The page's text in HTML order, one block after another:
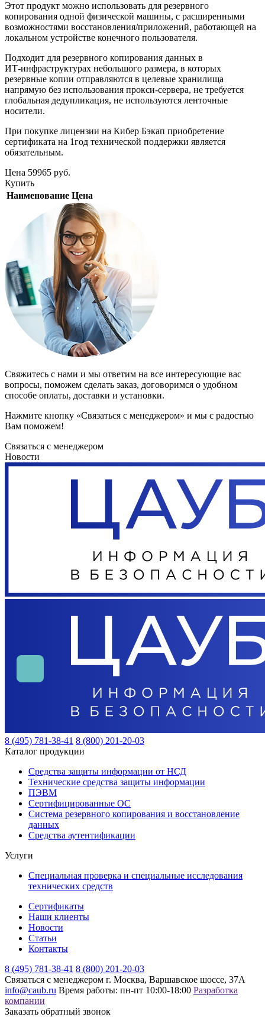
Этот продукт можно использовать для резервного
копирования одной физической машины, с расширенными
возможностями восстановления/приложений, работающей на
локальном устройстве конечного пользователя.
Подходит для резервного копирования данных в
ИТ‑инфраструктурах небольшого размера, в которых
резервные копии отправляются в целевые хранилища
напрямую без использования прокси-сервера, не требуется
глобальная дедупликация, не используются ленточные
носители.
При покупке лицензии на Кибер Бэкап приобретение
сертификата на 1год технической поддержки является
обязательным.
Цена 59965 руб.
Купить
Наименование Цена
Свяжитесь с нами и мы ответим на все интересующие вас
вопросы, поможем сделать заказ, договоримся о удобном
способе оплаты, доставки и установки.
Нажмите кнопку «Связаться с менеджером» и мы с радостью
Вам поможем!
Связаться с менеджером
Новости
8 (495) 781-38-41 8 (800) 201-20-03
Каталог продукции
Средства защиты информации от НСД
Технические средства защиты информации
ПЭВМ
Сертифицированные ОС
Система резервного копирования и восстановление
данных
Средства аутентификации
Услуги
Специальная проверка и специальные исследования
технических средств
Сертификаты
Наши клиенты
Новости
Статьи
Контакты
8 (495) 781-38-41 8 (800) 201-20-03
Связаться с менеджером г. Москва, Варшавское шоссе, 37А
info@caub.ru Время работы: пн-пт 10:00-18:00 Разработка
компании
Заказать обратный звонок